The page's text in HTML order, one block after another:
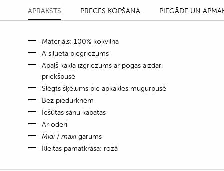
APRAKSTS PRECES KOPŠANA PIEGĀDE UN
Materiāls: 100% kokvilna
A silueta piegriezums
Apaļš kakla izgriezums ar pogas aizdari
priekšpusē
Slēgts šķēlums pie apkakles mugurpusē
Bez piedurknēm
Iešūtas sānu kabatas
Ar oderi
Midi/ maxigarums
Kleitas pamatkrāsa: rozā